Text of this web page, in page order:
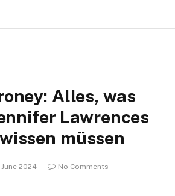
Alles, was
Lawrences
müssen
2024
No Comments